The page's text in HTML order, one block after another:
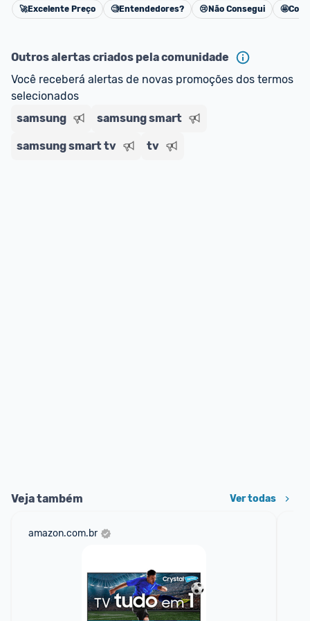
oferta do Promobit, ou de um vendedor Oficial
E lembre-se: você sempre pode contar ajuda da
comunidade para tirar dúvidas ou acionar os
nossos Admins marcando
comentário ou através do Fale com o Promobit.
Cancelar
🚀Excelente Preço 🧐Entendedores? 😢 Não Consegui 🤩
Outros alertas criados pela comunidade
Você receberá alertas de novas promoções dos termos
selecionados
samsung
samsung smart
samsung smart tv tv
Veja também Ver todas
amazon.com.br